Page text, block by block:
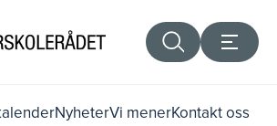
NyheterVi menerKontakt oss